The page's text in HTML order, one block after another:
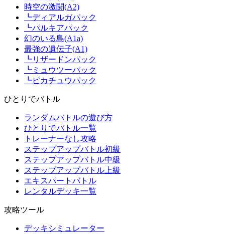
時空の激闘(A2)
┗ディアルガパック
┗パルキアパック
幻のいる島(A1a)
最強の遺伝子(A1)
┗リザードンパック
┗ミュウツーパック
┗ピカチュウパック
ひとりでバトル
ランダムバトルの遊び方
ひとりでバトル一覧
トレーナーなし攻略
ステップアップバトル初級
ステップアップバトル中級
ステップアップバトル上級
エキスパートバトル
レンタルデッキ一覧
攻略ツール
デッキシミュレーター